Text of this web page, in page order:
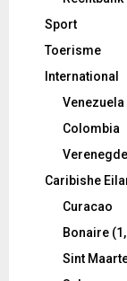
Sport
Toerisme
International
Venezuela
Colombia
Caribishe
Curacao
Bonaire
Sint